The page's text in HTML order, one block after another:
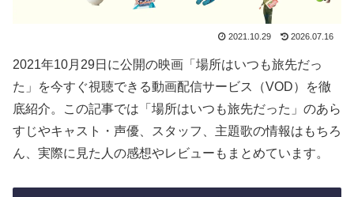
2021.10.29 2026.07.16
2021年10月29日に公開の映画「場所はいつも旅先だっ
た」を今すぐ視聴できる動画配信サービス（VOD）を徹
底紹介。この記事では「場所はいつも旅先だった」のあら
すじやキャスト・声優、スタッフ、主題歌の情報はもちろ
ん、実際に見た人の感想やレビューもまとめています。